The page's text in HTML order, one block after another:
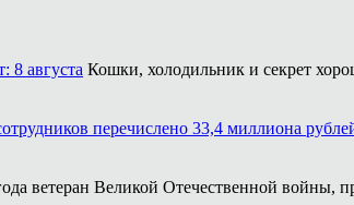
8 августа Кошки, холодильник и секрет
перечислено 33,4 миллиона
ветеран Великой Отечественной войны,